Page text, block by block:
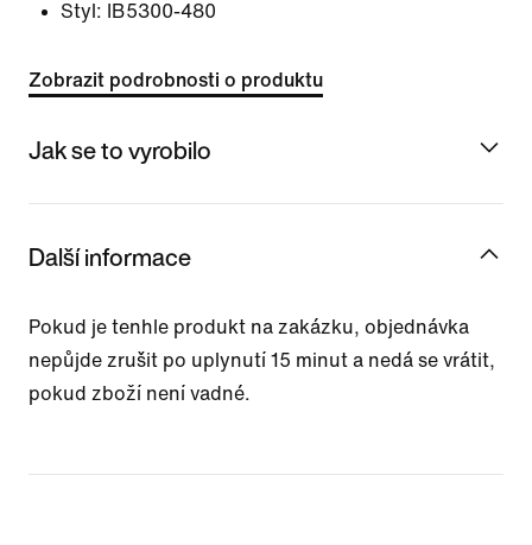
Styl:
IB5300-480
Zobrazit podrobnosti o produktu
Jak se to vyrobilo
Další informace
Pokud je tenhle produkt na zakázku, objednávka
nepůjde zrušit po uplynutí 15 minut a nedá se vrátit,
pokud zboží není vadné.